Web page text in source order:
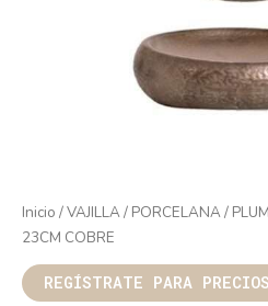
Inicio /VAJILLA/ PORCELANA/
23CM COBRE
REGÍSTRATE PARA PRECIOS